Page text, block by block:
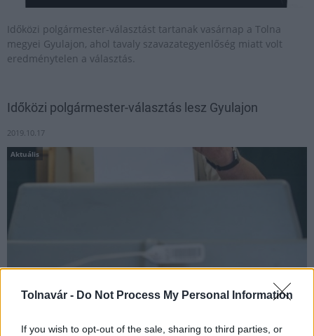
Tolnavár - Do Not Process My Personal Information
If you wish to opt-out of the sale, sharing to third parties, or
Időközi polgármester-választást tartanak vasárnap a Tolna
megyei Gyulajon, ahol tavaly szavazategyenlőség miatt volt
eredménytelen a választás.
Időközi polgármester-választás lesz Gyulajon
2019.10.17
Aktuális